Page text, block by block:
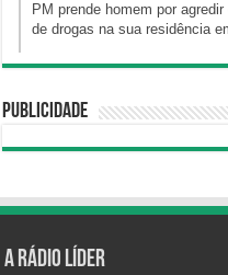
PM prende homem por
de drogas na sua residência
Publicidade
A Rádio Líder